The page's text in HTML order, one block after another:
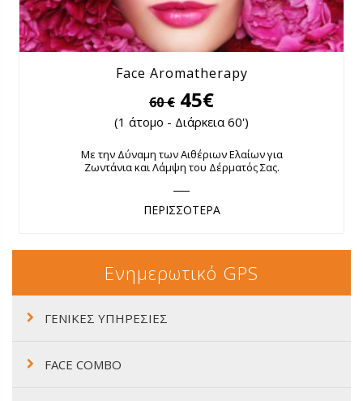
Face Aromatherapy
60 € 45€
(1 άτομο - Διάρκεια 60')
Με την Δύναμη των Αιθέριων Ελαίων για
Ζωντάνια και Λάμψη του Δέρματός Σας.
ΠΕΡΙΣΣΟΤΕΡΑ
Ενημερωτικό GPS
ΓΕΝΙΚΕΣ ΥΠΗΡΕΣΙΕΣ
FACE COMBO